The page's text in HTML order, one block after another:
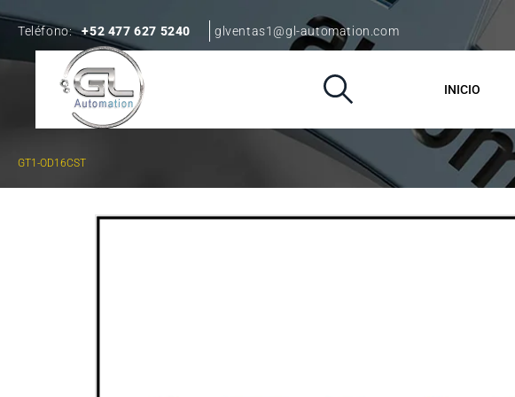
Teléfono: +52 477 627 5240 glventas1@gl-automation.com
INICIO
GT1-OD16CST